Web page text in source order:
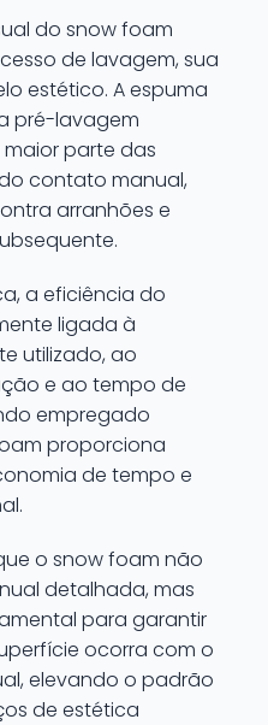
do snow foam
de lavagem, sua
estético. A espuma
pré-lavagem
parte das
contato manual,
arranhões e
a eficiência do
ligada à
utilizado, ao
e ao tempo de
empregado
proporciona
de tempo e
o snow foam não
detalhada, mas
para garantir
ocorra com o
elevando o padrão
de estética